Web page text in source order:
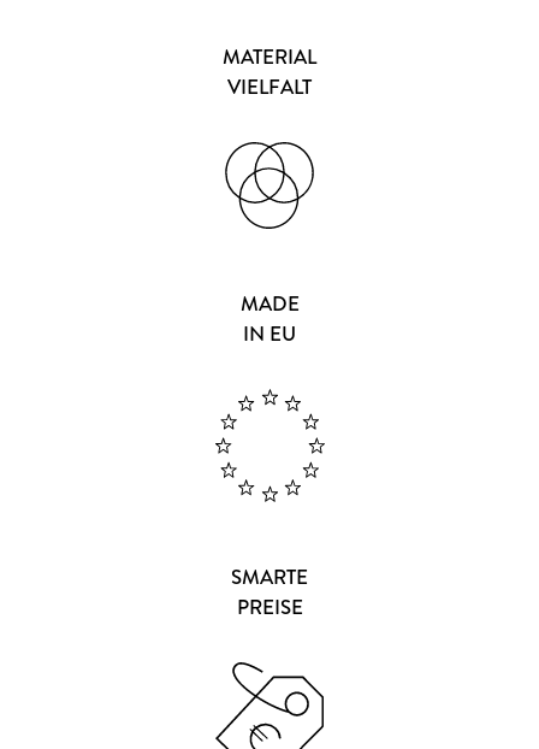
MATERIAL
VIELFALT
MADE
IN EU
SMARTE
PREISE